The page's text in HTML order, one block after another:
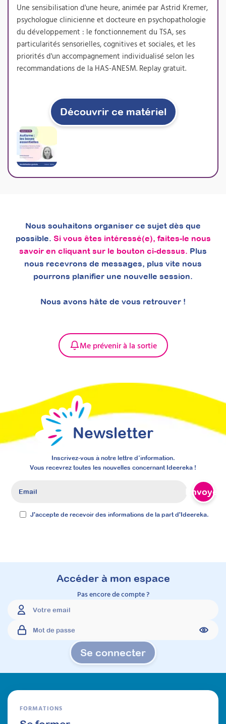
permet de proposer concrètement une
nouvelle prestation de bilan sensoriel, très
demandée par les familles et les institutions,
tout en enrichissant durablement votre
pratique professionnelle.
Prochaine session 05/10/2026
Durée 18h réparties sur 5 semaines
À découvrir
séances
d’accompagnement
diagnostic TSA : structurer
pour mieux valoriser votre
psychoéducation
Attestation de formation
Apprenez à structurer une démarche claire
de psychoéducation du TSA à destination des
parents, grâce à des supports concrets et
précisément à leurs attentes dès l’annonce
Inscriptions ouvertes
À découvrir
Une sensibilisation d'une heure, animée par Astrid Kremer,
psychologue clinicienne et docteure en psychopathologie
du développement : le fonctionnement du TSA, ses
particularités sensorielles, cognitives et sociales, et les
priorités d'un accompagnement individualisé selon les
recommandations de la HAS-ANESM. Replay gratuit.
Découvrir ce matériel
Nous souhaitons organiser ce sujet dès que
possible. Si vous êtes intéressé(e), faites-le nous
savoir en cliquant sur le bouton ci-dessus. Plus
nous recevrons de messages, plus vite nous
pourrons planifier une nouvelle session.
Nous avons hâte de vous retrouver !
Me prévenir à la sortie
Newsletter
Inscrivez-vous à notre lettre d’information.
Vous recevrez toutes les nouvelles concernant Ideereka !
Envoyer
J'accepte de recevoir des informations de la part d'Ideereka.
Accéder à mon espace
Pas encore de compte ?
Se connecter
FORMATIONS